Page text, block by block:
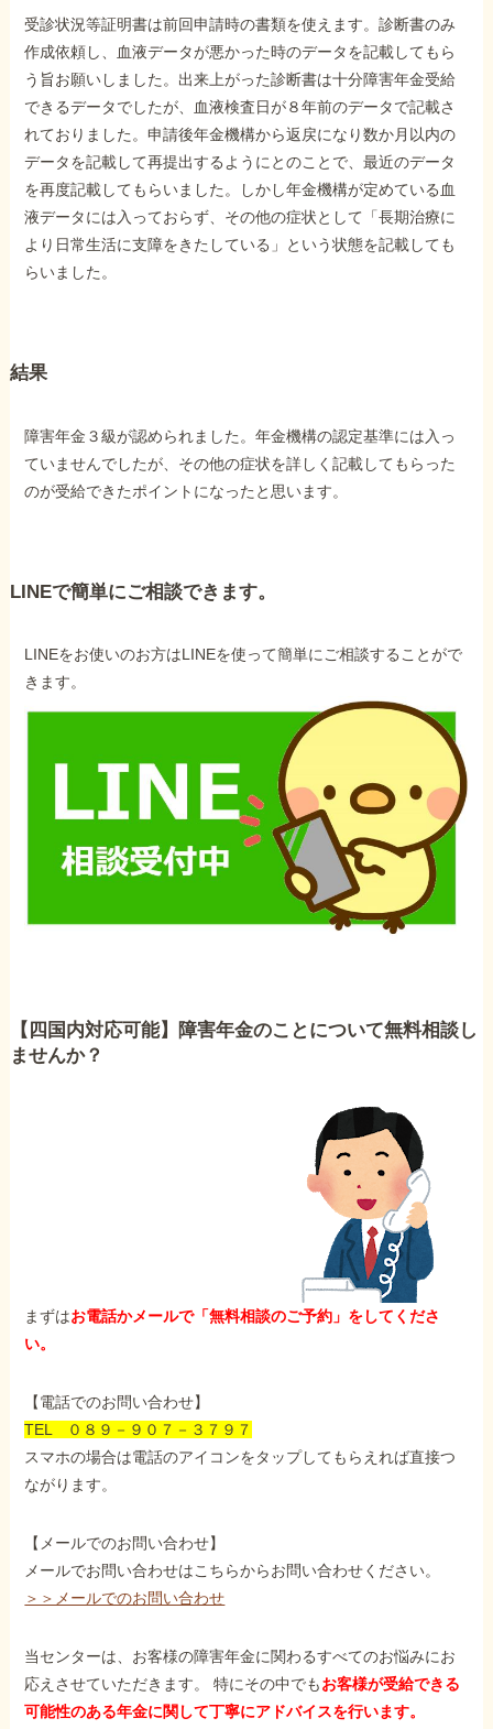
受診状況等証明書は前回申請時の書類を使えます。診断書のみ
作成依頼し、血液データが悪かった時のデータを記載してもら
う旨お願いしました。出来上がった診断書は十分障害年金受給
できるデータでしたが、血液検査日が８年前のデータで記載さ
れておりました。申請後年金機構から返戻になり数か月以内の
データを記載して再提出するようにとのことで、最近のデータ
を再度記載してもらいました。しかし年金機構が定めている血
液データには入っておらず、その他の症状として「長期治療に
より日常生活に支障をきたしている」という状態を記載しても
らいました。
結果
障害年金３級が認められました。年金機構の認定基準には入っ
ていませんでしたが、その他の症状を詳しく記載してもらった
のが受給できたポイントになったと思います。
LINEで簡単にご相談できます。
LINEをお使いのお方はLINEを使って簡単にご相談することがで
きます。
【四国内対応可能】障害年金のことについて無料相談し
ませんか？
まずはお電話かメールで「無料相談のご予約」をしてくださ
い。
【電話でのお問い合わせ】
TEL ０８９－９０７－３７９７
スマホの場合は電話のアイコンをタップしてもらえれば直接つ
ながります。
【メールでのお問い合わせ】
メールでお問い合わせはこちらからお問い合わせください。
＞＞メールでのお問い合わせ
当センターは、お客様の障害年金に関わるすべてのお悩みにお
応えさせていただきます。 特にその中でもお客様が受給できる
可能性のある年金に関して丁寧にアドバイスを行います。